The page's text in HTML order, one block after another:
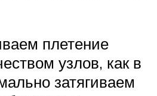
плетение
узлов, как в
затягиваем